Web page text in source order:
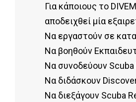
Για κάποιους το
αποδειχθεί μία
Να εργαστούν σε
Να βοηθούν
Να συνοδεύουν
Να διδάσκουν
Να διεξάγουν Scuba